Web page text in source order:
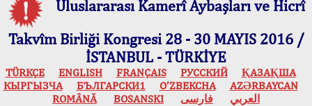
Uluslararası Kamerî Aybaşları ve Hicrî
Takvîm Birliği Kongresi 28 - 30 MAYIS 2016 /
İSTANBUL - TÜRKİYE
TÜRKÇE ENGLISH FRANÇAIS РУССКИЙ
ҚАЗАҚША
КЫPГЫЗЧA
БЪЛГАРСКИ1 O’ZBEKCHA
AZӘRBAYCAN
ROMÂNĂ
BOSANSKI العربي فارسی